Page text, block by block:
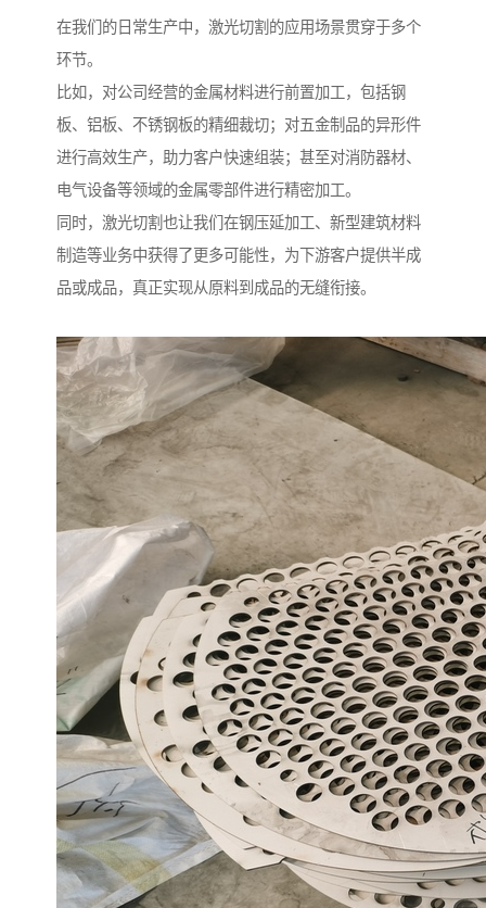
在我们的日常生产中，激光切割的应用场景贯穿于多个
环节。
比如，对公司经营的金属材料进行前置加工，包括钢
板、铝板、不锈钢板的精细裁切；对五金制品的异形件
进行高效生产，助力客户快速组装；甚至对消防器材、
电气设备等领域的金属零部件进行精密加工。
同时，激光切割也让我们在钢压延加工、新型建筑材料
制造等业务中获得了更多可能性，为下游客户提供半成
品或成品，真正实现从原料到成品的无缝衔接。